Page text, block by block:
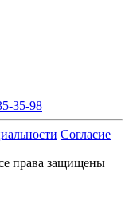
35-98
Согласие
права защищены